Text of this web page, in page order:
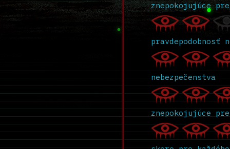
znepokojujúce
pravdepodobnosť
nebezpečenstva
znepokojujúce